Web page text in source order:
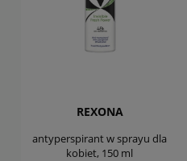
REXONA
antyperspirant w sprayu dla
kobiet, 150 ml